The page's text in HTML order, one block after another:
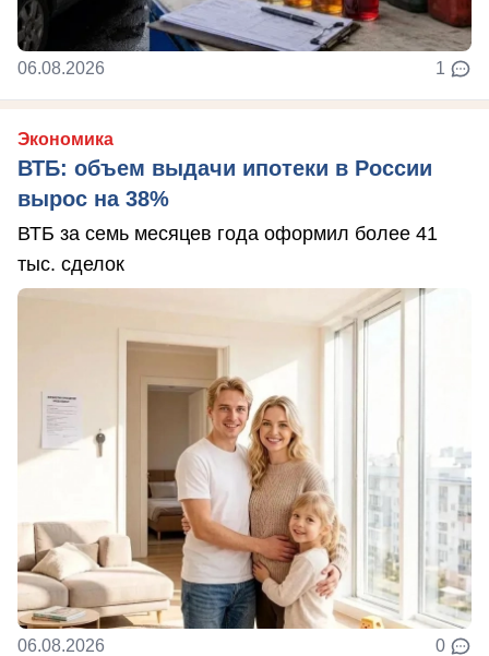
06.08.2026 1
Экономика
ВТБ: объем выдачи ипотеки в России
вырос на 38%
ВТБ за семь месяцев года оформил более 41
тыс. сделок
06.08.2026 0